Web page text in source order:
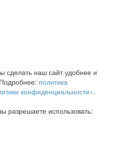
сделать наш сайт удобнее и
политика
конфиденциальности».
разрешаете использовать: